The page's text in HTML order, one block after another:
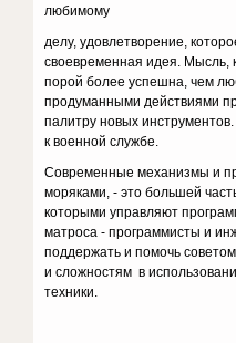
любимому
делу, удовлетворение,
своевременная идея. Мысль,
порой более успешна, чем
продуманными действиями
палитру новых
к военной службе.
Современные механизмы и
моряками, - это большей
которыми управляют
матроса - программисты и
поддержать и помочь
и сложностям в
техники.